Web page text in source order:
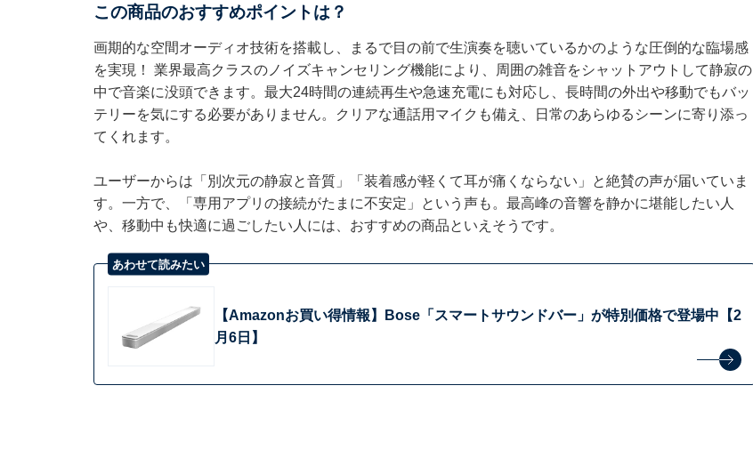
この商品のおすすめポイントは？
画期的な空間オーディオ技術を搭載し、まるで目の前で生演奏を聴いているかのような圧倒的な臨場感
を実現！ 業界最高クラスのノイズキャンセリング機能により、周囲の雑音をシャットアウトして静寂の
中で音楽に没頭できます。最大24時間の連続再生や急速充電にも対応し、長時間の外出や移動でもバッ
テリーを気にする必要がありません。クリアな通話用マイクも備え、日常のあらゆるシーンに寄り添っ
てくれます。
ユーザーからは「別次元の静寂と音質」「装着感が軽くて耳が痛くならない」と絶賛の声が届いていま
す。一方で、「専用アプリの接続がたまに不安定」という声も。最高峰の音響を静かに堪能したい人
や、移動中も快適に過ごしたい人には、おすすめの商品といえそうです。
あわせて読みたい
【Amazonお買い得情報】Bose「スマートサウンドバー」が特別価格で登場中【2
月6日】